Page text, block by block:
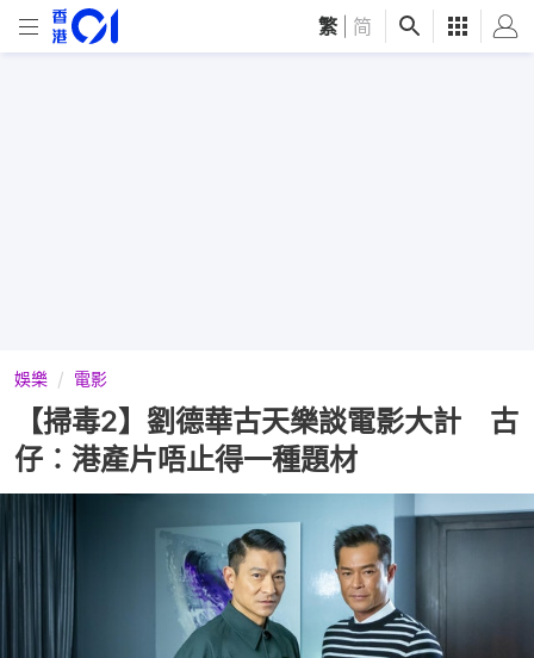
繁 简
娛樂 電影
【掃毒2】劉德華古天樂談電影大計 古
仔︰港產片唔止得一種題材